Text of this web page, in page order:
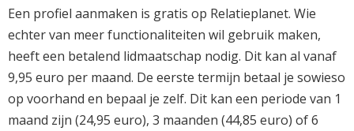
Een profiel aanmaken is gratis op Relatieplanet. Wie
echter van meer functionaliteiten wil gebruik maken,
heeft een betalend lidmaatschap nodig. Dit kan al vanaf
9,95 euro per maand. De eerste termijn betaal je sowieso
op voorhand en bepaal je zelf. Dit kan een periode van 1
maand zijn (24,95 euro), 3 maanden (44,85 euro) of 6